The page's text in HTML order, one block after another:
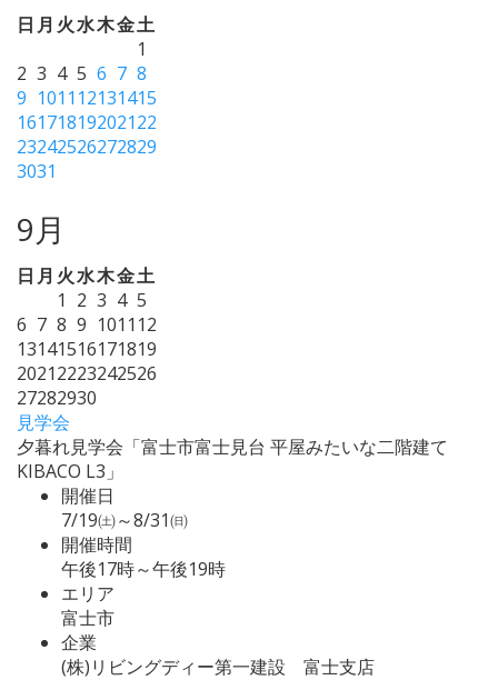
日 月 火水木金土
1
2 3 4 5 6 7 8
9 1011 12131415
16171819202122
23242526272829
3031
9月
日 月 火水木金土
1 2 3 4 5
6 7 8 9 1011 12
13141516171819
20212223242526
27282930
見学会
夕暮れ見学会「富士市富士見台 平屋みたいな二階建て
KIBACO L3」
開催日
7/19㈯～8/31㈰
開催時間
午後17時～午後19時
エリア
富士市
企業
(株)リビングディー第一建設 富士支店